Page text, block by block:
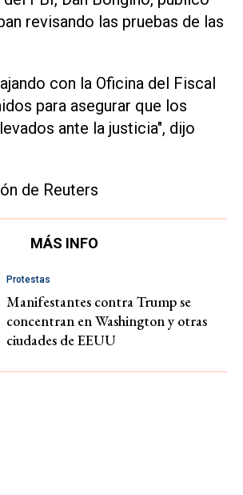
revisando las pruebas de las
con la Oficina del Fiscal
para asegurar que los
ante la justicia", dijo
de Reuters
MÁS INFO
Protestas
Manifestantes contra Trump se
concentran en Washington y otras
ciudades de EEUU